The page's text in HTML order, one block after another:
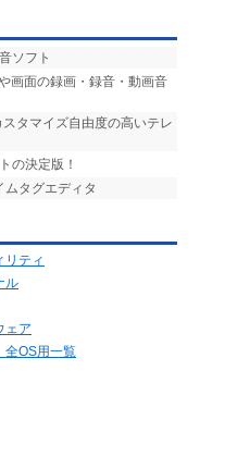
ソフト
画面の録画・録音・動画音
タマイズ自由度の高いテレ
の決定版！
タグエディタ
リティ
ル
ェア
全OS用一覧